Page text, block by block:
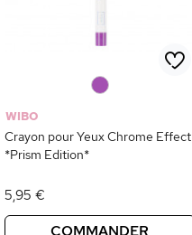
WIBO
Crayon pour Yeux Chrome Effect
*Prism Edition*
5,95 €